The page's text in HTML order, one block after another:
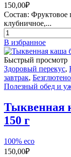
150,00₽
Состав: Фруктовое
клубничное,...
Количество
товара
Пастила
фруктовая
В избранное
Быстрый просмотр
Здоровый перекус,
завтрак,
Полезный обед и
Тыквенная
150 г
100% eco
150,00₽